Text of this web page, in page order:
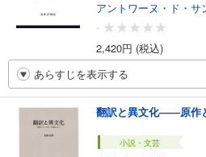
-
2,420円 (税込)
あらすじを表示する
翻訳と異文化――原作
小説・文芸